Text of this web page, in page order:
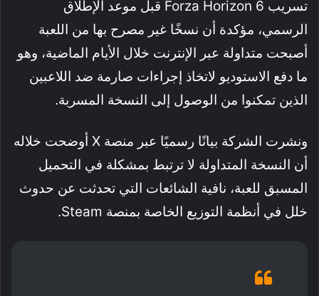
تسريب Forza Horizon 6 قبل موعد الإطلاق
الرسمي، مؤكدة أن نسخًا غير مصرح بها من اللعبة
أصبحت متداولة عبر الإنترنت خلال الأيام الماضية، وهو
ما دفع الاستوديو لاتخاذ إجراءات صارمة ضد اللاعبين
الذين تمكنوا من الوصول إلى النسخة المسربة.
ونشرت الشركة بيانًا رسميًا عبر منصة X أوضحت خلاله
أن النسخة المتداولة لا ترتبط بمشكلة في التحميل
المسبق للعبة، نافية الشائعات التي تحدثت عن حدوث
خلل في أنظمة التوزيع الخاصة بمنصة Steam.